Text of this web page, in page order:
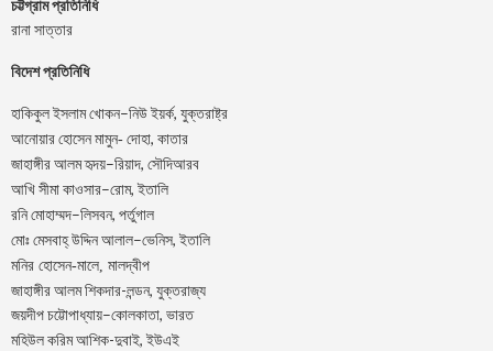
চট্টগ্রাম প্রতিনিধি
রানা সাত্তার
বিদেশ প্রতিনিধি
হাকিকুল ইসলাম খোকন–নিউ ইয়র্ক, যুক্তরাষ্ট্র
আনোয়ার হোসেন মামুন- দোহা, কাতার
জাহাঙ্গীর আলম হৃদয়–রিয়াদ, সৌদিআরব
আখি সীমা কাওসার–রোম,ইতালি
রনি মোহাম্মদ–লিসবন, পর্তুগাল
মোঃ মেসবাহ্ উদ্দিন আলাল–ভেনিস,ইতালি
মনির হোসেন-মালে, মালদ্বীপ
জাহাঙ্গীর আলম শিকদার-লন্ডন, যুক্তরাজ্য
জয়দীপ চট্টোপাধ্যায়–কোলকাতা, ভারত
মহিউল করিম আশিক-দুবাই, ইউএই